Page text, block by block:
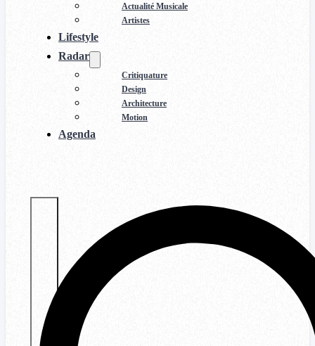
Actualité Musicale
Artistes
Lifestyle
Radar
Critiquature
Design
Architecture
Motion
Agenda